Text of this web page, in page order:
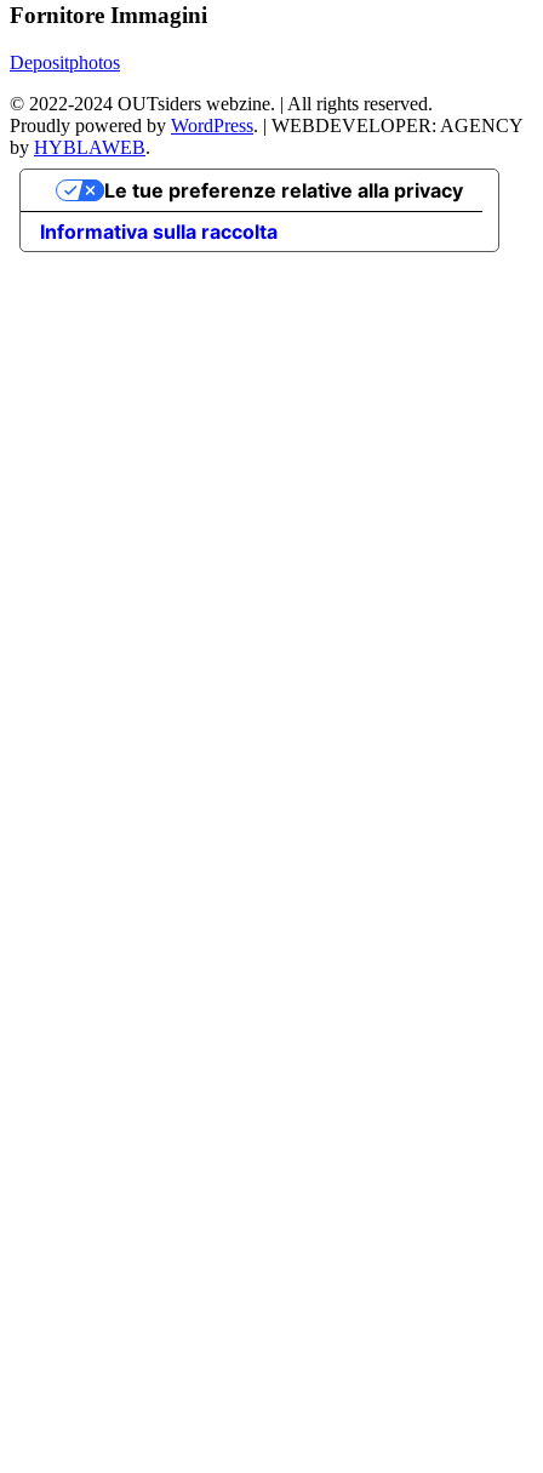
Fornitore Immagini
Depositphotos
© 2022-2024 OUTsiders webzine. | All rights reserved.
Proudly powered by WordPress. | WEBDEVELOPER: AGENCY
by HYBLAWEB.
Informativa sulla raccolta
Le tue preferenze relative alla privacy